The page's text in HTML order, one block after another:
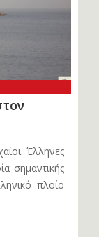
Έλληνες
σημαντικής
πλοίο